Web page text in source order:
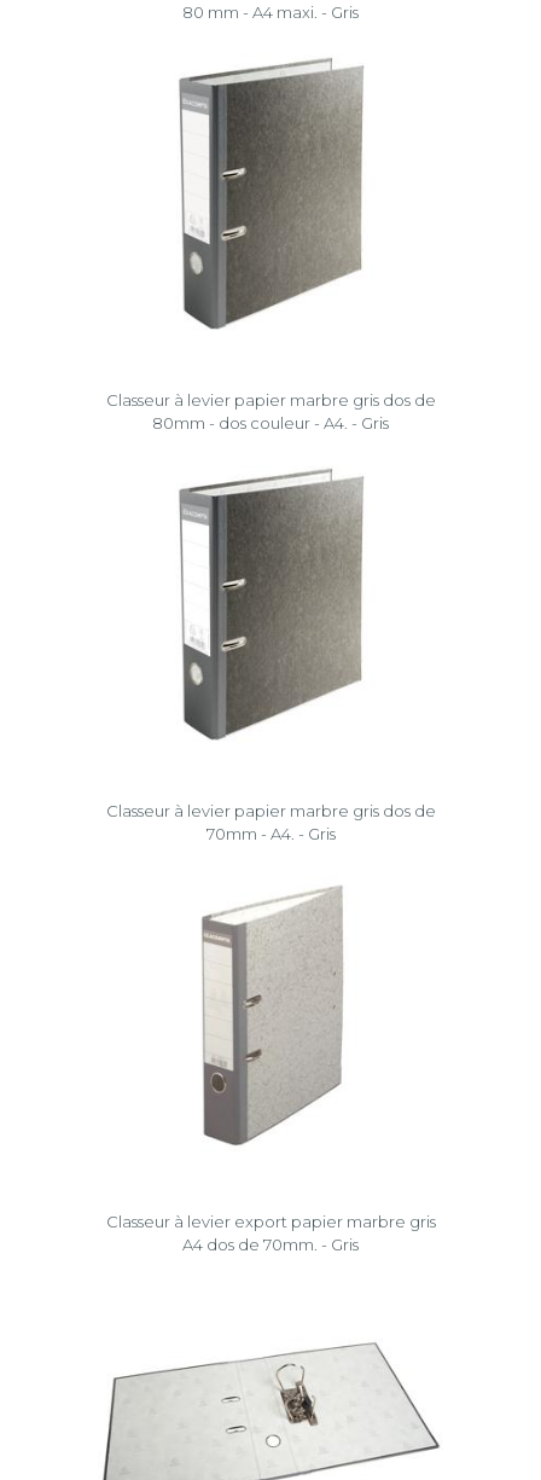
80 mm - A4 maxi. - Gris
Classeur à levier papier marbre gris dos de
80mm - dos couleur - A4. - Gris
Classeur à levier papier marbre gris dos de
70mm - A4. - Gris
Classeur à levier export papier marbre gris
A4 dos de 70mm. - Gris